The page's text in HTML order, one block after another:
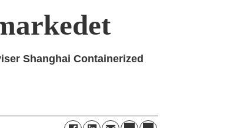
Shanghai Containerized